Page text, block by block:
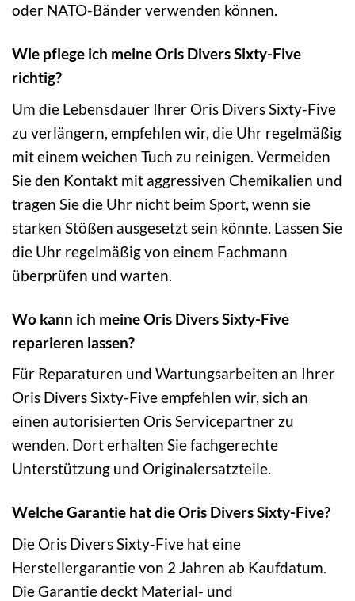
oder NATO-Bänder verwenden können.
Wie pflege ich meine Oris Divers Sixty-Five
richtig?
Um die Lebensdauer Ihrer Oris Divers Sixty-Five
zu verlängern, empfehlen wir, die Uhr regelmäßig
mit einem weichen Tuch zu reinigen. Vermeiden
Sie den Kontakt mit aggressiven Chemikalien und
tragen Sie die Uhr nicht beim Sport, wenn sie
starken Stößen ausgesetzt sein könnte. Lassen Sie
die Uhr regelmäßig von einem Fachmann
überprüfen und warten.
Wo kann ich meine Oris Divers Sixty-Five
reparieren lassen?
Für Reparaturen und Wartungsarbeiten an Ihrer
Oris Divers Sixty-Five empfehlen wir, sich an
einen autorisierten Oris Servicepartner zu
wenden. Dort erhalten Sie fachgerechte
Unterstützung und Originalersatzteile.
Welche Garantie hat die Oris Divers Sixty-Five?
Die Oris Divers Sixty-Five hat eine
Herstellergarantie von 2 Jahren ab Kaufdatum.
Die Garantie deckt Material- und